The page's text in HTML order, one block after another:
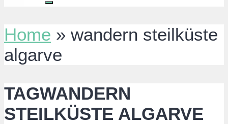
Home » wandern steilküste
algarve
TAGWANDERN
STEILKÜSTE ALGARVE